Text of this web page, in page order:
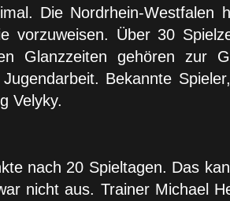
Die Nordrhein-Westfalen
vorzuweisen. Über 30
Glanzzeiten gehören zur
Bekannte
Velyky.
nach 20 Spieltagen. Das
nicht aus. Trainer Michael